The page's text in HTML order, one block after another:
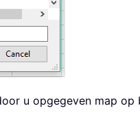
u opgegeven map op